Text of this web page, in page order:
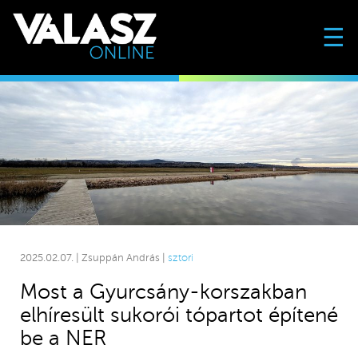
☰
2025.02.07. | Zsuppán András | sztori
Most a Gyurcsány-korszakban
elhíresült sukorói tópartot építené
be a NER